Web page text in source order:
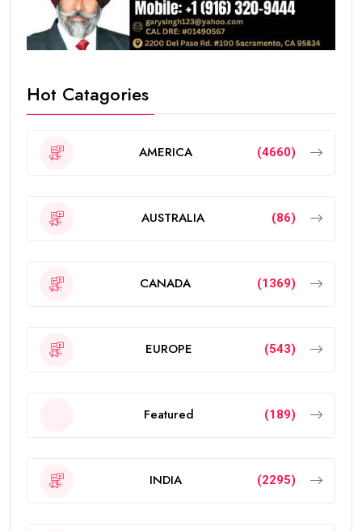
Hot Catagories
AMERICA (4660)
AUSTRALIA (86)
CANADA (1369)
EUROPE (543)
Featured (189)
INDIA (2295)